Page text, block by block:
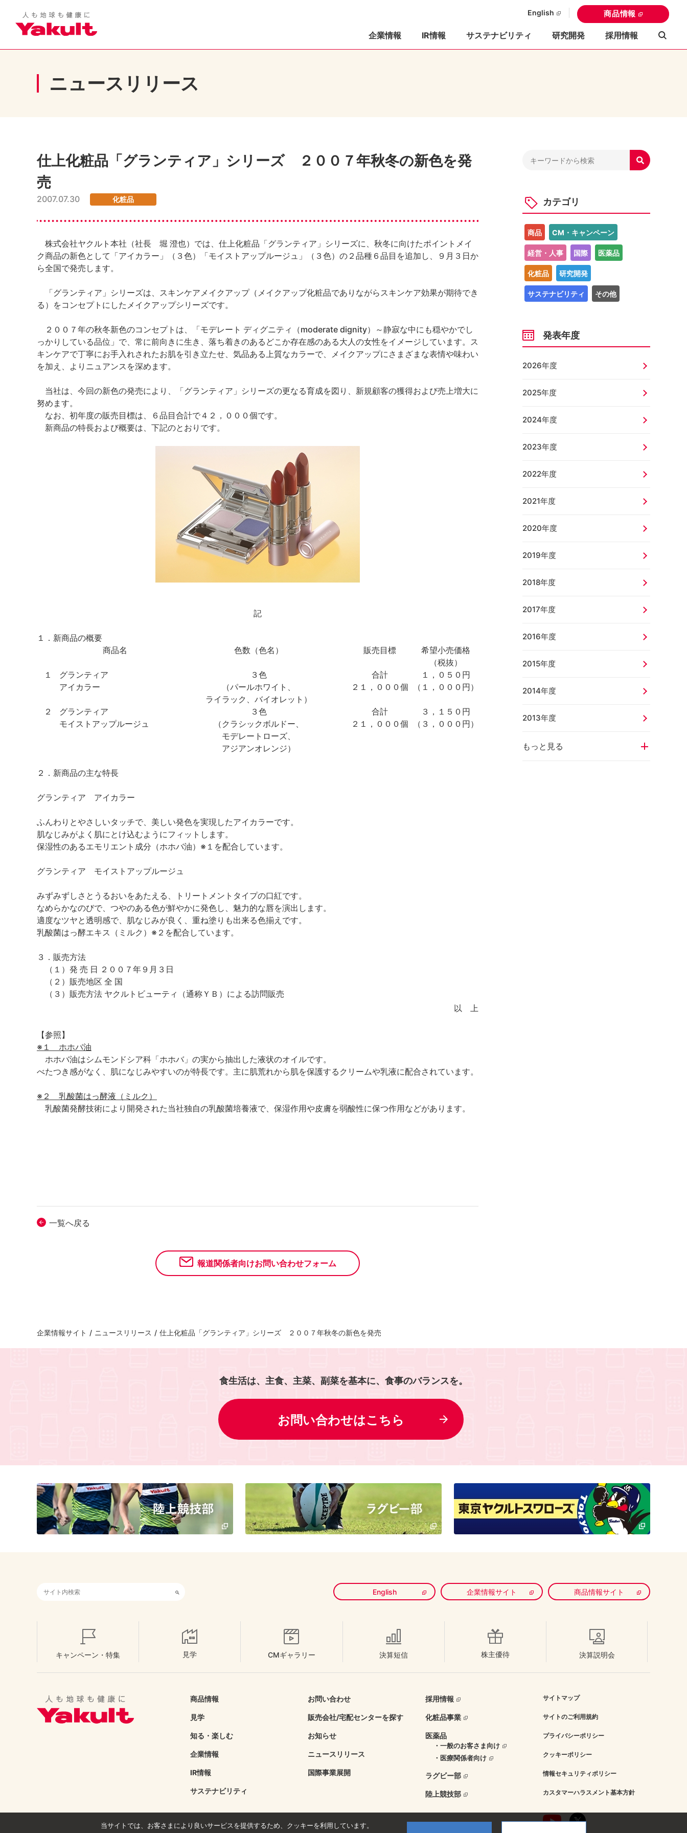
English 商品情報
企業情報 IR情報 サステナビリティ 研究開発 採用情報
ニュースリリース
仕上化粧品「グランティア」シリーズ ２００７年秋冬の新色を発
売
2007.07.30 化粧品
株式会社ヤクルト本社（社長 堀 澄也）では、仕上化粧品「グランティア」シリーズに、秋冬に向けたポイントメイ
ク商品の新色として「アイカラー」（３色）「モイストアップルージュ」（３色）の２品種６品目を追加し、９月３日か
ら全国で発売します。
「グランティア」シリーズは、スキンケアメイクアップ（メイクアップ化粧品でありながらスキンケア効果が期待でき
る）をコンセプトにしたメイクアップシリーズです。
２００７年の秋冬新色のコンセプトは、「モデレート ディグニティ（moderate dignity）～静寂な中にも穏やかでし
っかりしている品位」で、常に前向きに生き、落ち着きのあるどこか存在感のある大人の女性をイメージしています。ス
キンケアで丁寧にお手入れされたお肌を引き立たせ、気品ある上質なカラーで、メイクアップにさまざまな表情や味わい
を加え、よりニュアンスを深めます。
当社は、今回の新色の発売により、「グランティア」シリーズの更なる育成を図り、新規顧客の獲得および売上増大に
努めます。
なお、初年度の販売目標は、６品目合計で４２，０００個です。
新商品の特長および概要は、下記のとおりです。
記
１．新商品の概要
商品名
色数（色名） 販売目標
希望小売価格
（税抜）
１
グランティア
アイカラー
３色
（パールホワイト、
ライラック、バイオレット）
合計
２１，０００個
１，０５０円
（１，０００円）
２
グランティア
モイストアップルージュ
３色
（クラシックボルドー、
モデレートローズ、
アジアンオレンジ）
合計
２１，０００個
３，１５０円
（３，０００円）
２．新商品の主な特長
グランティア アイカラー
ふんわりとやさしいタッチで、美しい発色を実現したアイカラーです。
肌なじみがよく肌にとけ込むようにフィットします。
保湿性のあるエモリエント成分（ホホバ油）※１を配合しています。
グランティア モイストアップルージュ
みずみずしさとうるおいをあたえる、トリートメントタイプの口紅です。
なめらかなのびで、つやのある色が鮮やかに発色し、魅力的な唇を演出します。
適度なツヤと透明感で、肌なじみが良く、重ね塗りも出来る色揃えです。
乳酸菌はっ酵エキス（ミルク）※２を配合しています。
３．販売方法
（１）発 売 日 ２００７年９月３日
（２）販売地区 全 国
（３）販売方法 ヤクルトビューティ（通称ＹＢ）による訪問販売
以 上
【参照】
※１ ホホバ油
ホホバ油はシムモンドシア科「ホホバ」の実から抽出した液状のオイルです。
べたつき感がなく、肌になじみやすいのが特長です。主に肌荒れから肌を保護するクリームや乳液に配合されています。
※２ 乳酸菌はっ酵液（ミルク）
乳酸菌発酵技術により開発された当社独自の乳酸菌培養液で、保湿作用や皮膚を弱酸性に保つ作用などがあります。
一覧へ戻る
報道関係者向けお問い合わせフォーム

カテゴリ
商品 CM・キャンペーン
経営・人事 国際 医薬品
化粧品 研究開発
サステナビリティ その他
発表年度
2026年度
2025年度
2024年度
2023年度
2022年度
2021年度
2020年度
2019年度
2018年度
2017年度
2016年度
2015年度
2014年度
2013年度
もっと見る
企業情報サイト / ニュースリリース / 仕上化粧品「グランティア」シリーズ ２００７年秋冬の新色を発売
食生活は、主食、主菜、副菜を基本に、食事のバランスを。
お問い合わせはこちら
検索キーワード入力
English 企業情報サイト 商品情報サイト
キャンペーン・特集 見学 CMギャラリー 決算短信 株主優待 決算説明会
商品情報
見学
知る・楽しむ
企業情報
IR情報
サステナビリティ
お問い合わせ
販売会社/宅配センターを探す
お知らせ
ニュースリリース
国際事業展開
採用情報
化粧品事業
医薬品
・一般のお客さま向け
・医療関係者向け
ラグビー部
陸上競技部
サイトマップ
サイトのご利用規約
プライバシーポリシー
クッキーポリシー
情報セキュリティポリシー
カスタマーハラスメント基本方針
当サイトでは、お客さまにより良いサービスを提供するため、クッキーを利用しています。